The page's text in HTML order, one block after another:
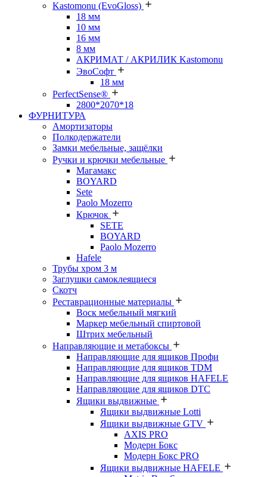
Kastomonu (EvoGloss)
18 мм
10 мм
16 мм
8 мм
АКРИМАТ / АКРИЛИК Kastomonu
ЭвоСофт
18 мм
PerfectSense®
2800*2070*18
ФУРНИТУРА
Амортизаторы
Полкодержатели
Замки мебельные, защёлки
Ручки и крючки мебельные
Магамакс
BOYARD
Sete
Paolo Mozerro
Крючок
SETE
BOYARD
Paolo Mozerro
Hafele
Трубы хром 3 м
Заглушки самоклеящиеся
Скотч
Реставрационные материалы
Воск мебельный мягкий
Маркер мебельный спиртовой
Штрих мебельный
Направляющие и метабоксы
Направляющие для ящиков Профи
Направляющие для ящиков TDM
Направляющие для ящиков HAFELE
Направляющие для ящиков DTC
Ящики выдвижные
Ящики выдвижные Lotti
Ящики выдвижные GTV
AXIS PRO
Модерн Бокс
Модерн Бокс PRO
Ящики выдвижные HAFELE